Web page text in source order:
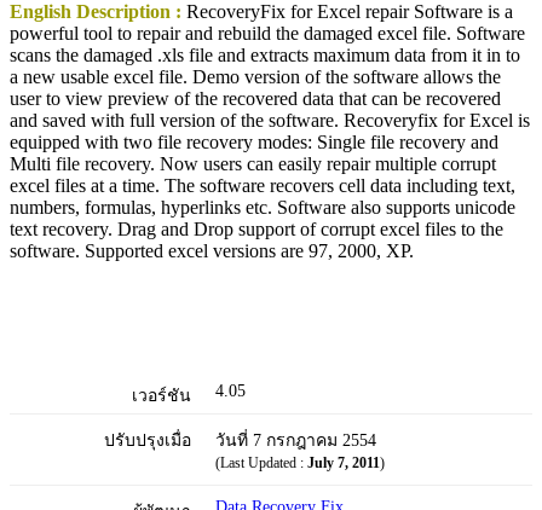
English Description : RecoveryFix for Excel repair Software is a
powerful tool to repair and rebuild the damaged excel file. Software
scans the damaged .xls file and extracts maximum data from it in to
a new usable excel file. Demo version of the software allows the
user to view preview of the recovered data that can be recovered
and saved with full version of the software. Recoveryfix for Excel is
equipped with two file recovery modes: Single file recovery and
Multi file recovery. Now users can easily repair multiple corrupt
excel files at a time. The software recovers cell data including text,
numbers, formulas, hyperlinks etc. Software also supports unicode
text recovery. Drag and Drop support of corrupt excel files to the
software. Supported excel versions are 97, 2000, XP.
เวอร์ชัน 4.05
ปรับปรุงเมื่อ วันที่ 7 กรกฎาคม 2554
(Last Updated : July 7, 2011)